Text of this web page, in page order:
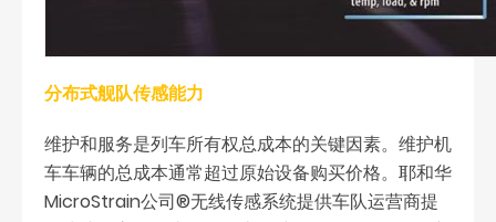
分布式舰队传感能力
维护和服务是列车所有权总成本的关键因素。维护机
车车辆的总成本通常超过原始设备购买价格。耶和华
MicroStrain公司®无线传感系统提供车队运营商提